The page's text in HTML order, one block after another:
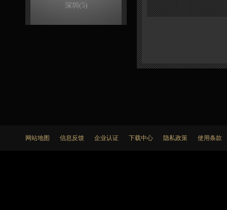
深圳 (5)
网站地图 信息反馈 企业认证 下载中心 隐私政策 使用条款